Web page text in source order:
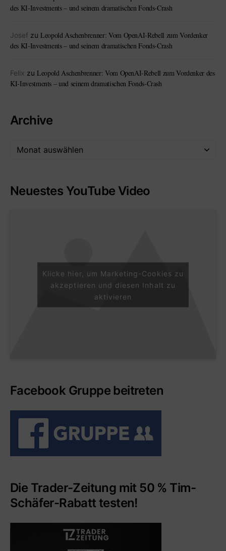
des KI-Investments – und seinem dramatischen Fonds-Crash
Josef zu Leopold Aschenbrenner: Vom OpenAI-Rebell zum Vordenker
des KI-Investments – und seinem dramatischen Fonds-Crash
Felix zu Leopold Aschenbrenner: Vom OpenAI-Rebell zum Vordenker des
KI-Investments – und seinem dramatischen Fonds-Crash
Archive
Neuestes YouTube Video
Klicke hier, um Marketing-Cookies zu
akzeptieren und diesen Inhalt zu
aktivieren
Facebook Gruppe beitreten
Die Trader-Zeitung mit 50 % Tim-
Schäfer-Rabatt testen!